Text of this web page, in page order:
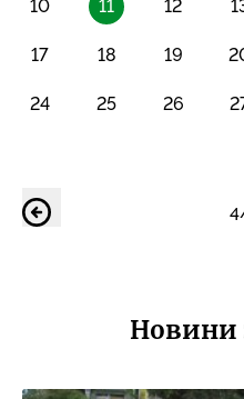
10 11 12
17 18 19
24 25 26
Новини